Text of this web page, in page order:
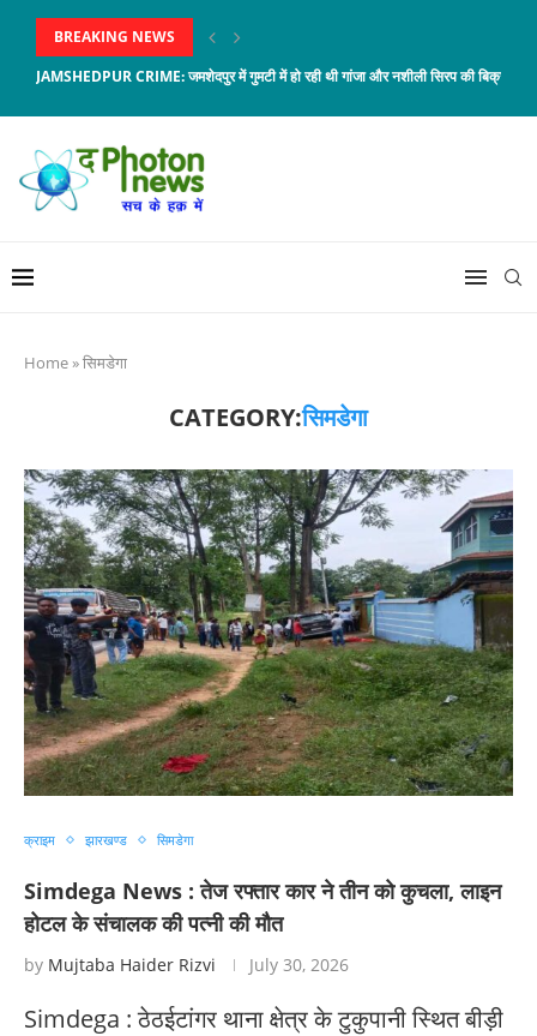
BREAKING NEWS
JAMSHEDPUR CRIME: जमशेदपुर में गुमटी में हो रही थी गांजा और नशीली सिरप की बिक्री,...
Home»सिमडेगा
CATEGORY:सिमडेगा
क्राइम झारखण्ड सिमडेगा
Simdega News : तेज रफ्तार कार ने तीन को कुचला, लाइन
होटल के संचालक की पत्नी की मौत
by Mujtaba Haider Rizvi July 30, 2026
Simdega : ठेठईटांगर थाना क्षेत्र के टुकुपानी स्थित बीड़ी